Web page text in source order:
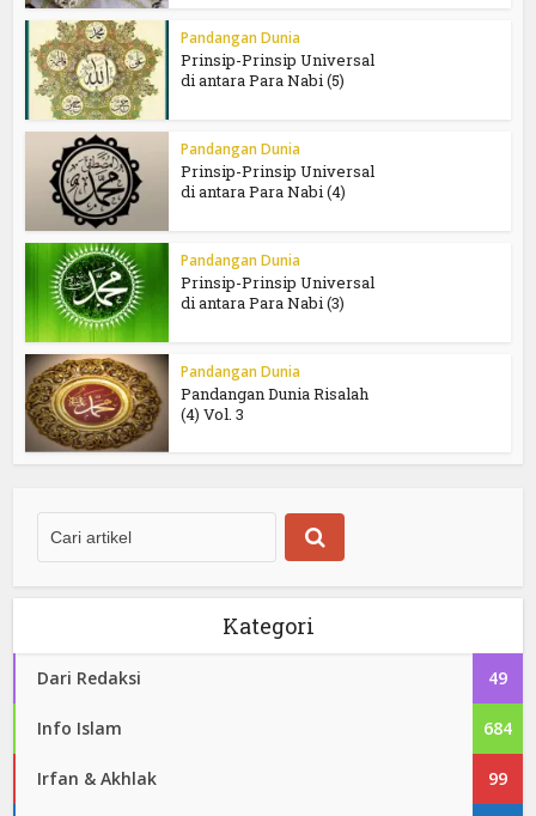
Pandangan Dunia
Prinsip-Prinsip Universal
di antara Para Nabi (5)
Pandangan Dunia
Prinsip-Prinsip Universal
di antara Para Nabi (4)
Pandangan Dunia
Prinsip-Prinsip Universal
di antara Para Nabi (3)
Pandangan Dunia
Pandangan Dunia Risalah
(4) Vol. 3
Kategori
Dari Redaksi 49
Info Islam 684
Irfan & Akhlak 99